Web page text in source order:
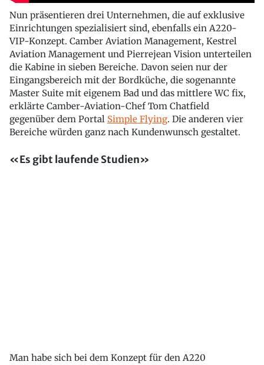
Nun präsentieren drei Unternehmen, die auf exklusive
Einrichtungen spezialisiert sind, ebenfalls ein A220-
VIP-Konzept. Camber Aviation Management, Kestrel
Aviation Management und Pierrejean Vision unterteilen
die Kabine in sieben Bereiche. Davon seien nur der
Eingangsbereich mit der Bordküche, die sogenannte
Master Suite mit eigenem Bad und das mittlere WC fix,
erklärte Camber-Aviation-Chef Tom Chatfield
gegenüber dem Portal Simple Flying. Die anderen vier
Bereiche würden ganz nach Kundenwunsch gestaltet.
«Es gibt laufende Studien»
Man habe sich bei dem Konzept für den A220